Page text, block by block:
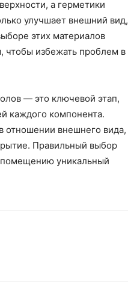
а герметики
улучшает внешний вид,
этих материалов
чтобы избежать проблем в
— это ключевой этап,
каждого компонента.
отношении внешнего вида,
Правильный выбор
помещению уникальный